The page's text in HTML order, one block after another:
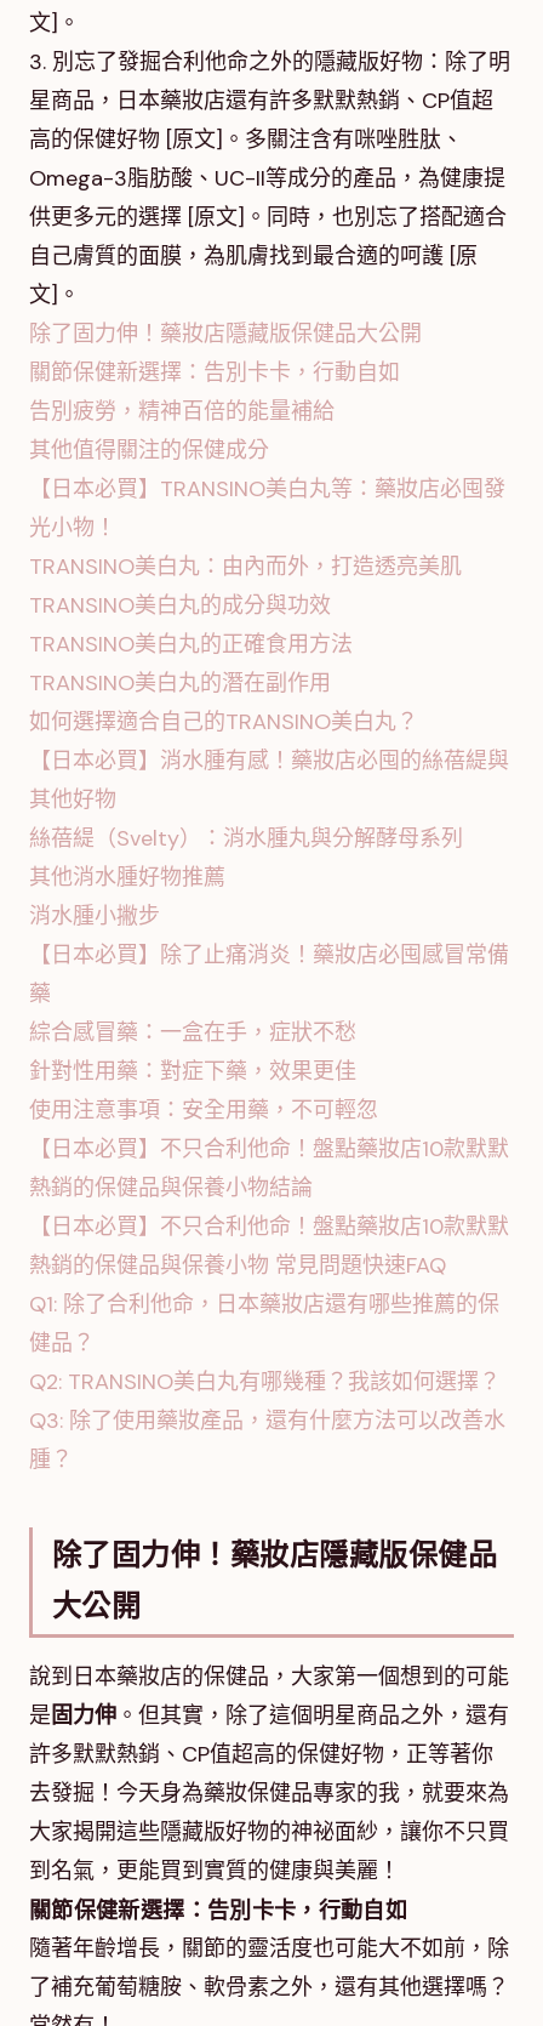
文]。
3. 別忘了發掘合利他命之外的隱藏版好物：除了明
星商品，日本藥妝店還有許多默默熱銷、CP值超
高的保健好物 [原文]。多關注含有咪唑胜肽、
Omega-3脂肪酸、UC-II等成分的產品，為健康提
供更多元的選擇 [原文]。同時，也別忘了搭配適合
自己膚質的面膜，為肌膚找到最合適的呵護 [原
文]。
除了固力伸！藥妝店隱藏版保健品大公開
關節保健新選擇：告別卡卡，行動自如
告別疲勞，精神百倍的能量補給
其他值得關注的保健成分
【日本必買】TRANSINO美白丸等：藥妝店必囤發
光小物！
TRANSINO美白丸：由內而外，打造透亮美肌
TRANSINO美白丸的成分與功效
TRANSINO美白丸的正確食用方法
TRANSINO美白丸的潛在副作用
如何選擇適合自己的TRANSINO美白丸？
【日本必買】消水腫有感！藥妝店必囤的絲蓓緹與
其他好物
絲蓓緹（Svelty）：消水腫丸與分解酵母系列
其他消水腫好物推薦
消水腫小撇步
【日本必買】除了止痛消炎！藥妝店必囤感冒常備
藥
綜合感冒藥：一盒在手，症狀不愁
針對性用藥：對症下藥，效果更佳
使用注意事項：安全用藥，不可輕忽
【日本必買】不只合利他命！盤點藥妝店10款默默
熱銷的保健品與保養小物結論
【日本必買】不只合利他命！盤點藥妝店10款默默
熱銷的保健品與保養小物 常見問題快速FAQ
Q1: 除了合利他命，日本藥妝店還有哪些推薦的保
健品？
Q2: TRANSINO美白丸有哪幾種？我該如何選擇？
Q3: 除了使用藥妝產品，還有什麼方法可以改善水
腫？
除了固力伸！藥妝店隱藏版保健品
大公開
說到日本藥妝店的保健品，大家第一個想到的可能
是固力伸 。但其實，除了這個明星商品之外，還有
許多默默熱銷、CP值超高的保健好物，正等著你
去發掘！今天身為藥妝保健品專家的我，就要來為
大家揭開這些隱藏版好物的神祕面紗，讓你不只買
到名氣，更能買到實質的健康與美麗！
關節保健新選擇：告別卡卡，行動自如
隨著年齡增長，關節的靈活度也可能大不如前，除
了補充葡萄糖胺、軟骨素之外，還有其他選擇嗎？